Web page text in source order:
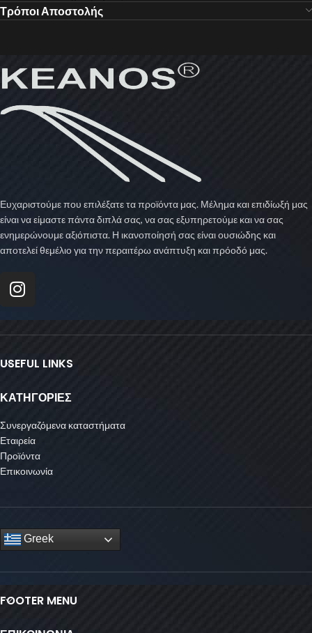
Τρόποι Αποστολής
Ευχαριστούμε που επιλέξατε τα προϊόντα μας. Μέλημα και επιδίωξή μας
είναι να είμαστε πάντα διπλά σας, να σας εξυπηρετούμε και να σας
ενημερώνουμε αξιόπιστα. Η ικανοποίησή σας είναι ουσιώδης και
αποτελεί θεμέλιο για την περαιτέρω ανάπτυξη και πρόοδό μας.
USEFUL LINKS
ΚΑΤΗΓΟΡΙΕΣ
Συνεργαζόμενα καταστήματα
Εταιρεία
Προϊόντα
Επικοινωνία
Greek
FOOTER MENU